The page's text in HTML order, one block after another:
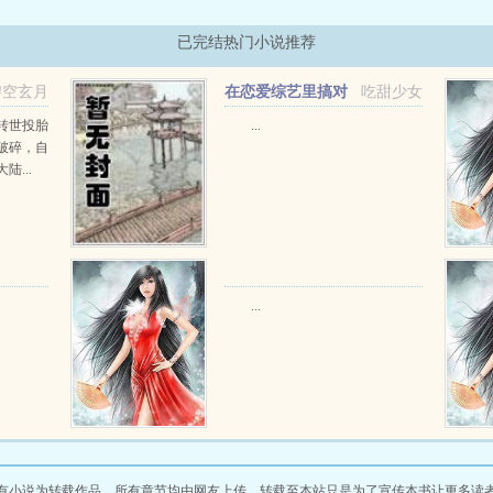
已完结热门小说推荐
玄月
世投胎
碎，自
陆...
吃甜少女
在恋爱综艺里搞对
...
...